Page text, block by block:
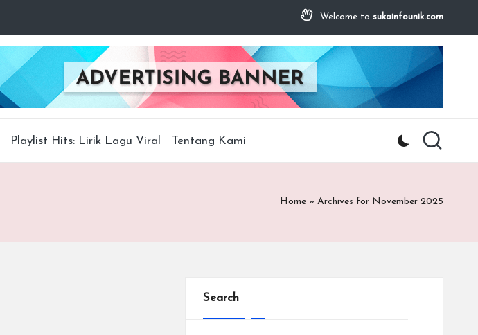
Welcome to sukainfounik.com
Playlist Hits: Lirik Lagu Viral Tentang Kami
Home » Archives for November 2025
Search